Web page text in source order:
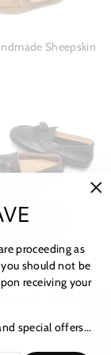
Sheepskin
Tassel
proceeding as
should not be
receiving your
special offers...★ 리뷰